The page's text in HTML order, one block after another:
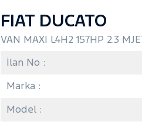
FIAT DUCATO
VAN MAXI L4H2 157HP 2.3
İlan No :
Marka :
Model :